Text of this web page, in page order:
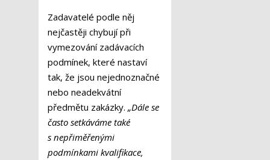
Zadavatelé podle něj
nejčastěji chybují při
vymezování zadávacích
podmínek, které nastaví
tak, že jsou nejednoznačné
nebo neadekvátní
předmětu zakázky. „Dále se
často setkáváme také
s nepřiměřenými
podmínkami kvalifikace,